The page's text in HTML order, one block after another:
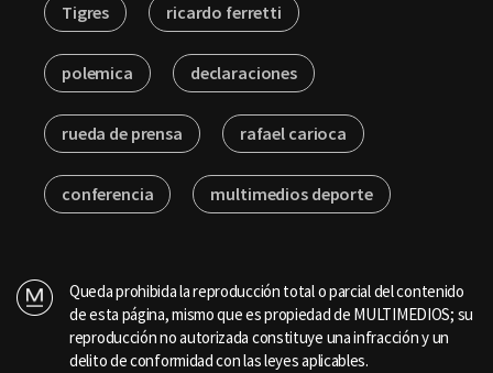
Tigres ricardo ferretti
polemica declaraciones
rueda de prensa rafael carioca
conferencia multimedios deporte
Queda prohibida la reproducción total o parcial del contenido
de esta página, mismo que es propiedad de MULTIMEDIOS; su
reproducción no autorizada constituye una infracción y un
delito de conformidad con las leyes aplicables.